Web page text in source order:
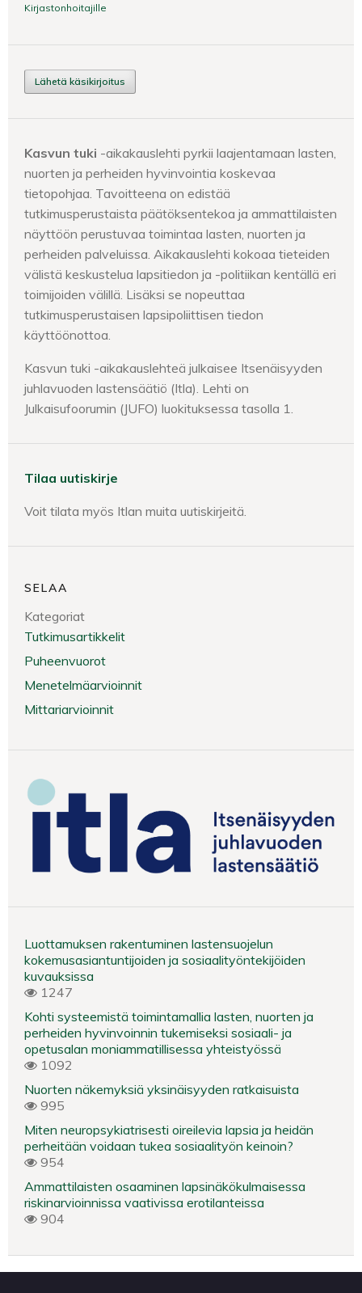
Kirjastonhoitajille
Lähetä käsikirjoitus
Kasvun tuki -aikakauslehti pyrkii laajentamaan lasten,
nuorten ja perheiden hyvinvointia koskevaa
tietopohjaa. Tavoitteena on edistää
tutkimusperustaista päätöksentekoa ja ammattilaisten
näyttöön perustuvaa toimintaa lasten, nuorten ja
perheiden palveluissa. Aikakauslehti kokoaa tieteiden
välistä keskustelua lapsitiedon ja -politiikan kentällä eri
toimijoiden välillä. Lisäksi se nopeuttaa
tutkimusperustaisen lapsipoliittisen tiedon
käyttöönottoa.
Kasvun tuki -aikakauslehteä julkaisee Itsenäisyyden
juhlavuoden lastensäätiö (Itla). Lehti on
Julkaisufoorumin (JUFO) luokituksessa tasolla 1.
Tilaa uutiskirje
Voit tilata myös Itlan muita uutiskirjeitä.
SELAA
Kategoriat
Tutkimusartikkelit
Puheenvuorot
Menetelmäarvioinnit
Mittariarvioinnit
Luottamuksen rakentuminen lastensuojelun
kokemusasiantuntijoiden ja sosiaalityöntekijöiden
kuvauksissa
1247
Kohti systeemistä toimintamallia lasten, nuorten ja
perheiden hyvinvoinnin tukemiseksi sosiaali- ja
opetusalan moniammatillisessa yhteistyössä
1092
Nuorten näkemyksiä yksinäisyyden ratkaisuista
995
Miten neuropsykiatrisesti oireilevia lapsia ja heidän
perheitään voidaan tukea sosiaalityön keinoin?
954
Ammattilaisten osaaminen lapsinäkökulmaisessa
riskinarvioinnissa vaativissa erotilanteissa
904